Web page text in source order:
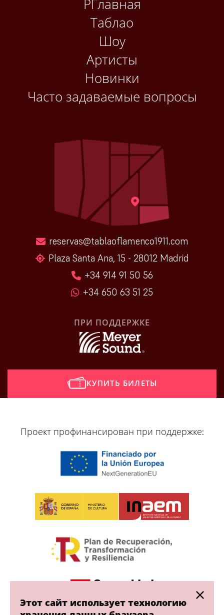
КУПИТЬ БИЛЕТЫ
РГлавная
Таблао
Шоу
Артисты
Новинки
Часто задаваемые вопросы
reservas@tablaoflamenco1911.com
Plaza Santa Ana, 15 - 28012 Madrid
+34 914 91 50 56
+34 650 63 51 25
ПРИ ПОДДЕРЖКЕ
Проект профинансирован при поддержке:
Этот сайт использует технологию